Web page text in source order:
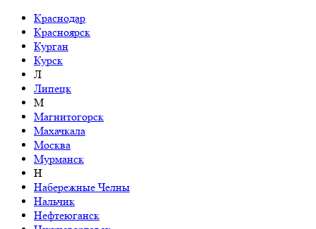
Краснодар
Красноярск
Курган
Курск
Л
Липецк
М
Магнитогорск
Махачкала
Москва
Мурманск
Н
Набережные Челны
Нальчик
Нефтеюганск